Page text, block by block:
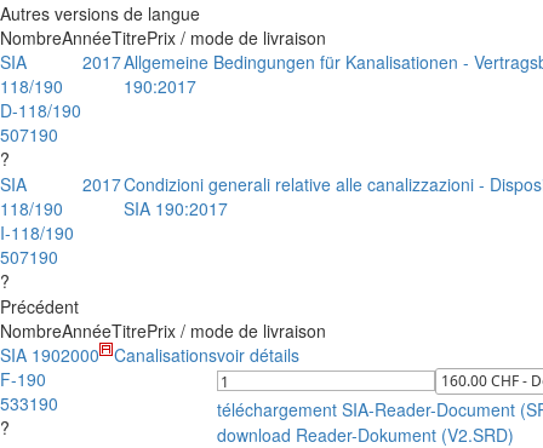
Autres versions de langue
NombreAnnéeTitrePrix / mode de livraison
SIA
118/190
D-118/190
507190
?
2017Allgemeine Bedingungen für Kanalisationen -
190:2017
SIA
118/190
I-118/190
507190
?
2017Condizioni generali relative alle canalizzazioni -
SIA 190:2017
Précédent
NombreAnnéeTitrePrix / mode de livraison
SIA 190
F-190
533190
?
2000 Canalisationsvoir détails
téléchargement SIA-Reader-Document
download Reader-Dokument (V2.SRD)